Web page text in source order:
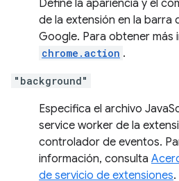
Define la apariencia y el
de la extensión en la barra
Google. Para obtener más
chrome.action .
"background"
Especifica el archivo
service worker de la
controlador de eventos.
información, consulta
de servicio de extensiones.